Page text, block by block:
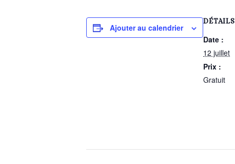
Ajouter au calendrier
DÉTAILS
Date :
12 juillet
Prix :
Gratuit